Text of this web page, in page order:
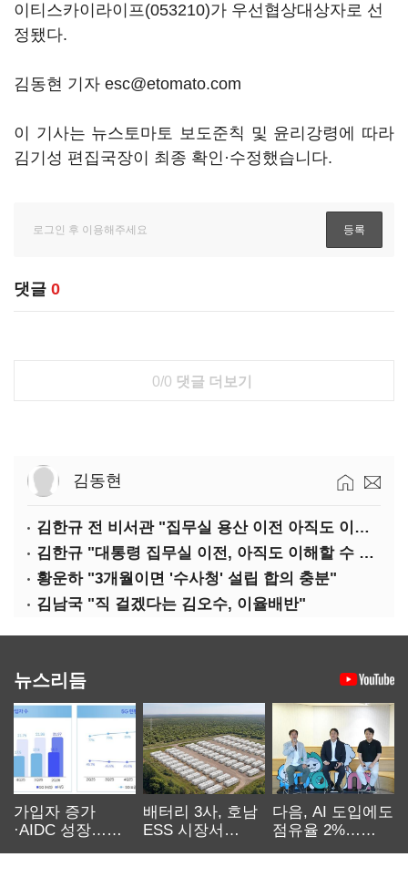
이티스카이라이프(053210)가 우선협상대상자로 선
정됐다.
김동현 기자 esc@etomato.com
이 기사는 뉴스토마토 보도준칙 및 윤리강령에 따라
김기성 편집국장이 최종 확인·수정했습니다.
댓글 0
0/0 댓글 더보기
김동현
김한규 전 비서관 "집무실 용산 이전 아직도 이해 못 해…독단 우려"
김한규 "대통령 집무실 이전, 아직도 이해할 수 없는 결정"
황운하 "3개월이면 '수사청' 설립 합의 충분"
김남국 "직 걸겠다는 김오수, 이율배반"
뉴스리듬
가입자 증가
·AIDC 성장…
배터리 3사, 호남
ESS 시장서
다음, AI 도입에도
점유율 2%…